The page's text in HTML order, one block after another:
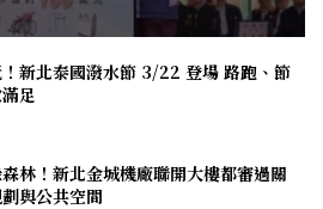
新北泰國潑水節 3/22 登場 路跑、節
足
林！新北金城機廠聯開大樓都審過關
與公共空間